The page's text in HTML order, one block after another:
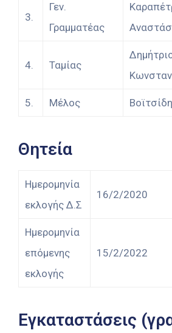
3.
Γεν.
Γραμματέας
4. Ταμίας
5. Μέλος
Θητεία
Ημερομηνία
εκλογής Δ.Σ
16/2/2020
Ημερομηνία
επόμενης
εκλογής
15/2/2022
Εγκαταστάσεις